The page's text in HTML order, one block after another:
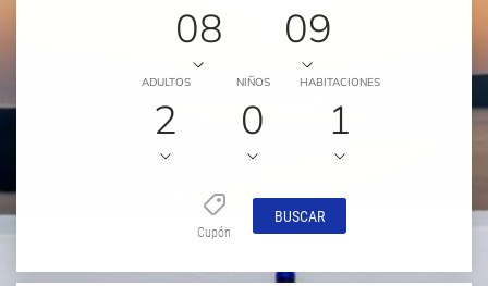
08 09
ADULTOS
2
NIÑOS
0
HABITACIONES
1
Cupón
BUSCAR